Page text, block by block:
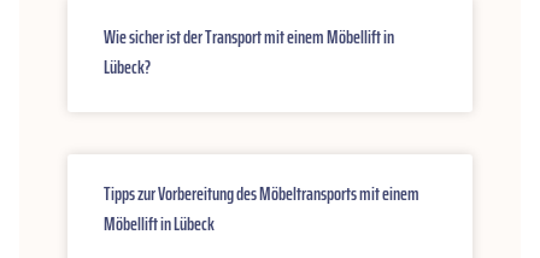
Wie sicher ist der Transport mit einem Möbellift in
Lübeck?
Tipps zur Vorbereitung des Möbeltransports mit einem
Möbellift in Lübeck